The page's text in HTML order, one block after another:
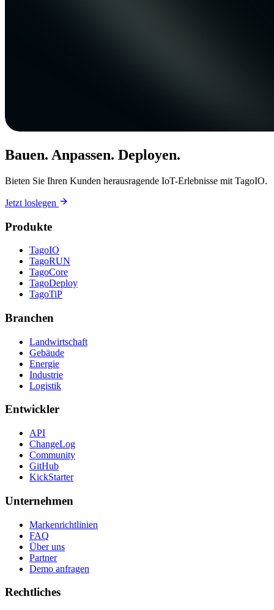
Bauen. Anpassen. Deployen.
Bieten Sie Ihren Kunden herausragende IoT-Erlebnisse mit TagoIO.
Jetzt loslegen
Produkte
TagoIO
TagoRUN
TagoCore
TagoDeploy
TagoTiP
Branchen
Landwirtschaft
Gebäude
Energie
Industrie
Logistik
Entwickler
API
ChangeLog
Community
GitHub
KickStarter
Unternehmen
Markenrichtlinien
FAQ
Über uns
Partner
Demo anfragen
Rechtliches